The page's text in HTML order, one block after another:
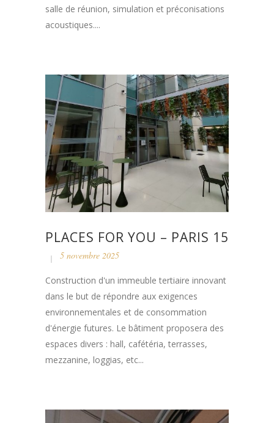
salle de réunion, simulation et préconisations
acoustiques....
PLACES FOR YOU – PARIS 15
5 novembre 2025
Construction d'un immeuble tertiaire innovant
dans le but de répondre aux exigences
environnementales et de consommation
d'énergie futures. Le bâtiment proposera des
espaces divers : hall, cafétéria, terrasses,
mezzanine, loggias, etc...